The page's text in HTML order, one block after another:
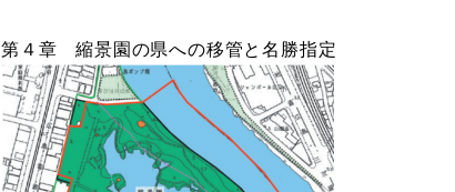
第４章 縮景園の県への移管と名勝指定